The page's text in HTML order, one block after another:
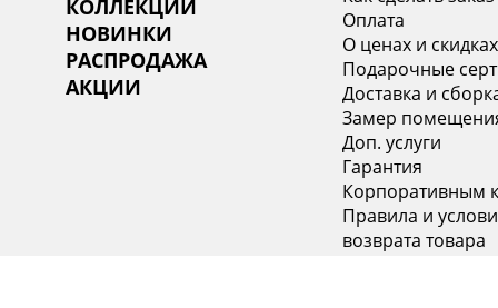
КОЛЛЕКЦИИ
НОВИНКИ
РАСПРОДАЖА
АКЦИИ
Оплата
О ценах и скидках
Подарочные
Доставка и
Замер
Доп. услуги
Гарантия
Корпоративным
Правила и
возврата товара